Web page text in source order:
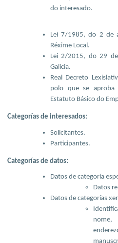
do interesado.
Lei 7/1985, do 2 de
Réxime Local.
Lei 2/2015, do 29
Galicia.
Real Decreto
polo que se
Estatuto Básico do
Categorías de interesados:
Solicitantes.
Participantes.
Categorías de datos:
Datos de categoría
Datos
Datos de categorías
nome,